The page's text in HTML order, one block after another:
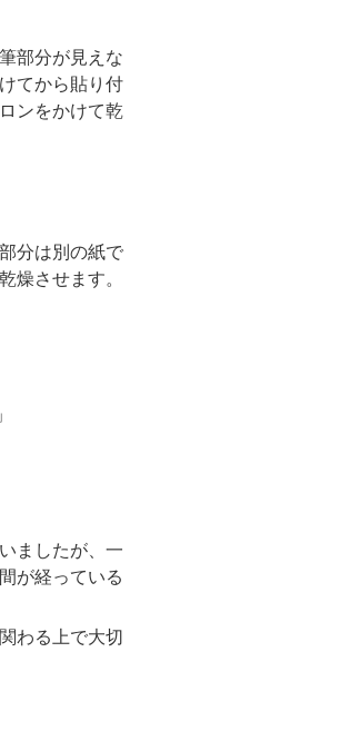
部分が見えな
てから貼り付
ンをかけて乾
分は別の紙で
燥させます。
ましたが、一
が経っている
わる上で大切